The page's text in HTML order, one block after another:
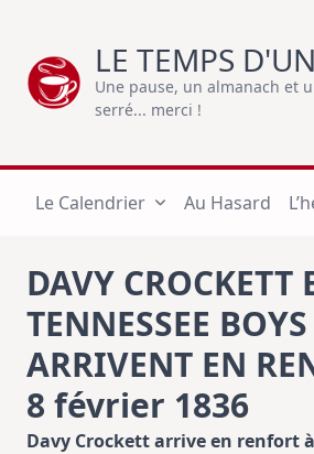
content
LE TEMPS
Une pause, un almanach et
serré... merci !
Le Calendrier Au Hasard
DAVY CROCKETT
TENNESSEE BOYS
ARRIVENT EN
8 février 1836
Davy Crockett arrive en renfort